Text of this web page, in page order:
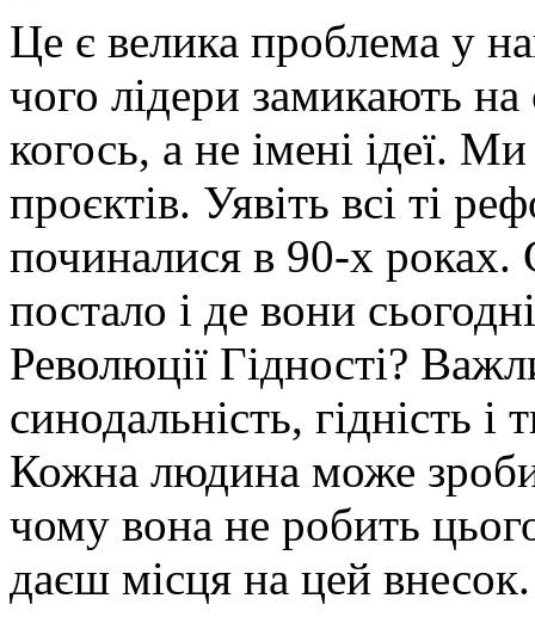
Це є велика проблема у
чого лідери замикають
когось, а не імені ідеї.
проєктів. Уявіть всі ті
починалися в 90-х роках.
постало і де вони
Революції Гідності?
синодальність, гідність
Кожна людина може
чому вона не робить
даєш місця на цей внесок.